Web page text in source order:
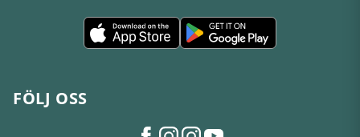
FÖLJ OSS